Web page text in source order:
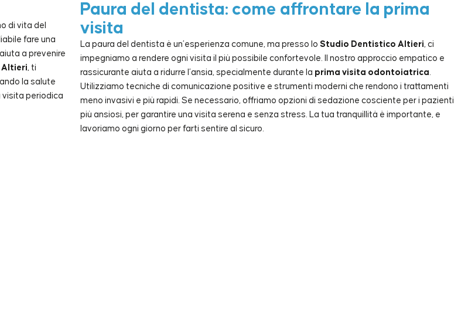
di vita del
fare una
a prevenire
, ti
la salute
visita periodica
Paura del dentista: come affrontare la prima
visita
La paura del dentista è un’esperienza comune, ma presso lo Studio Dentistico Altieri, ci
impegniamo a rendere ogni visita il più possibile confortevole. Il nostro approccio empatico e
rassicurante aiuta a ridurre l’ansia, specialmente durante la prima visita odontoiatrica.
Utilizziamo tecniche di comunicazione positive e strumenti moderni che rendono i trattamenti
meno invasivi e più rapidi. Se necessario, offriamo opzioni di sedazione cosciente per i pazienti
più ansiosi, per garantire una visita serena e senza stress. La tua tranquillità è importante, e
lavoriamo ogni giorno per farti sentire al sicuro.